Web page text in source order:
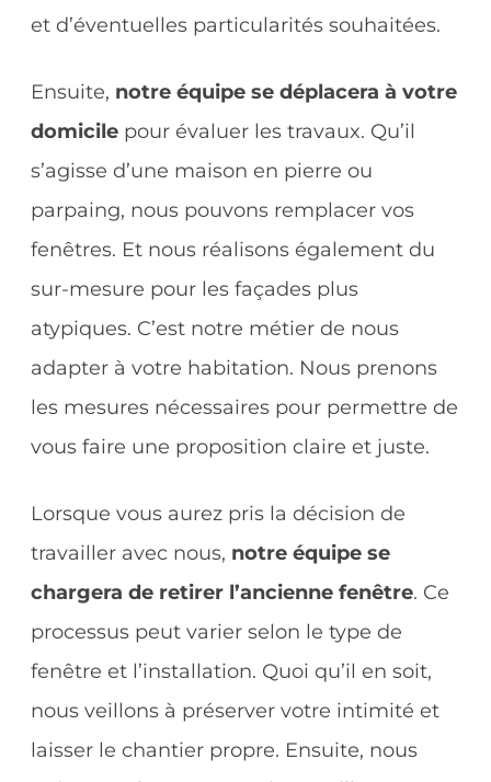
et d’éventuelles particularités souhaitées.
Ensuite, notre équipe se déplacera à votre
domicile pour évaluer les travaux. Qu’il
s’agisse d’une maison en pierre ou
parpaing, nous pouvons remplacer vos
fenêtres. Et nous réalisons également du
sur-mesure pour les façades plus
atypiques. C’est notre métier de nous
adapter à votre habitation. Nous prenons
les mesures nécessaires pour permettre de
vous faire une proposition claire et juste.
Lorsque vous aurez pris la décision de
travailler avec nous, notre équipe se
chargera de retirer l’ancienne fenêtre. Ce
processus peut varier selon le type de
fenêtre et l’installation. Quoi qu’il en soit,
nous veillons à préserver votre intimité et
laisser le chantier propre. Ensuite, nous